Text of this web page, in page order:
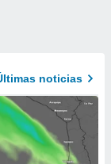
noticias